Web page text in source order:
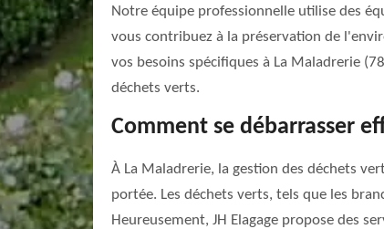
Notre équipe professionnelle utilise des
vous contribuez à la préservation de
vos besoins spécifiques à La Maladrerie
déchets verts.
Comment se débarrasser
À La Maladrerie, la gestion des déchets
portée. Les déchets verts, tels que les
Heureusement, JH Elagage propose des